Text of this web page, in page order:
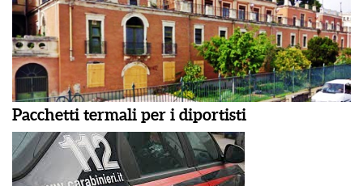
Pacchetti termali per i diportisti